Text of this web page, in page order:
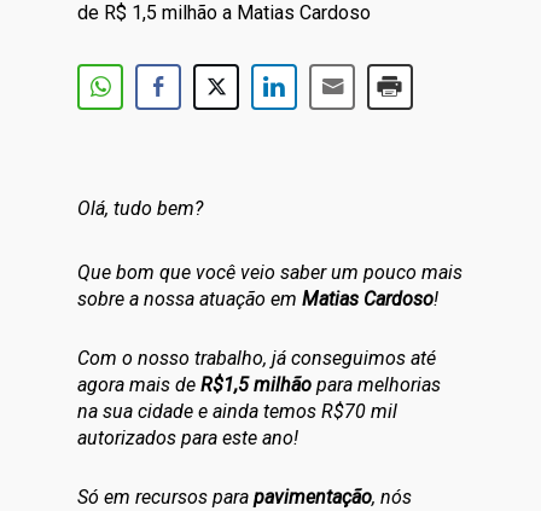
de R$ 1,5 milhão a Matias Cardoso
Olá, tudo bem?
Que bom que você veio saber um pouco mais
sobre a nossa atuação em Matias Cardoso!
Com o nosso trabalho, já conseguimos até
agora mais de R$1,5 milhão para melhorias
na sua cidade e ainda temos R$70 mil
autorizados para este ano!
Só em recursos para pavimentação, nós